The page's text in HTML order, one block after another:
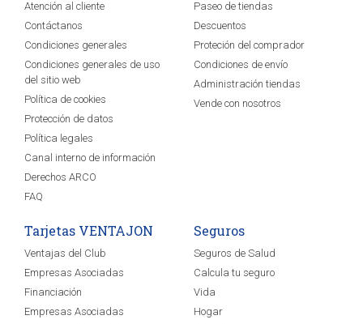
Atención al cliente
Contáctanos
Condiciones generales
Condiciones generales de uso
del sitio web
Política de cookies
Protección de datos
Política legales
Canal interno de información
Derechos ARCO
FAQ
Paseo de tiendas
Descuentos
Proteción del comprador
Condiciones de envío
Administración tiendas
Vende con nosotros
Tarjetas VENTAJON
Ventajas del Club
Empresas Asociadas
Financiación
Empresas Asociadas
Seguros
Seguros de Salud
Calcula tu seguro
Vida
Hogar